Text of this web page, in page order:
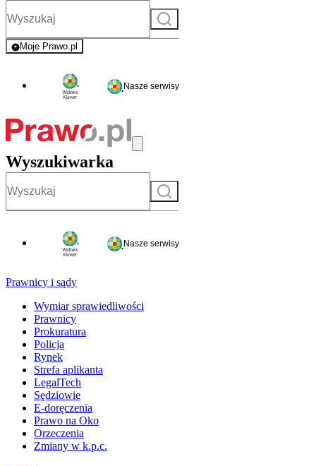
Szukaj
Moje Prawo.pl
- rejestracja i logowanie do serwisu
Nasze serwisy
Wyszukiwarka
Szukaj
Nasze serwisy
Prawnicy i sądy
Wymiar sprawiedliwości
Prawnicy
Prokuratura
Policja
Rynek
Strefa aplikanta
LegalTech
Sędziowie
E-doręczenia
Prawo na Oko
Orzeczenia
Zmiany w k.p.c.